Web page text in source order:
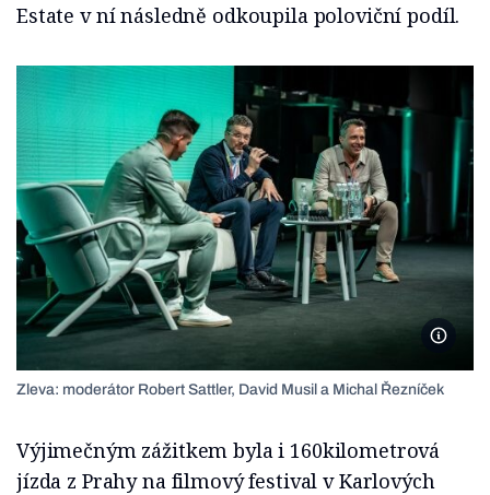
Estate v ní následně odkoupila poloviční podíl.
Zleva: moderátor Robert Sattler, David Musil a Michal Řezníček
Výjimečným zážitkem byla i 160kilometrová
jízda z Prahy na filmový festival v Karlových